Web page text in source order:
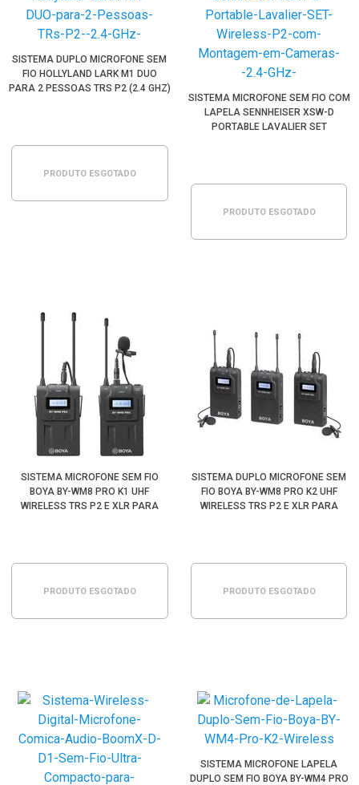
SISTEMA DUPLO MICROFONE SEM
FIO HOLLYLAND LARK M1 DUO
PARA 2 PESSOAS TRS P2 (2.4 GHZ)
PRODUTO ESGOTADO
SISTEMA MICROFONE SEM FIO COM
LAPELA SENNHEISER XSW-D
PORTABLE LAVALIER SET
PRODUTO ESGOTADO
SISTEMA MICROFONE SEM FIO
BOYA BY-WM8 PRO K1 UHF
WIRELESS TRS P2 E XLR PARA
PRODUTO ESGOTADO
SISTEMA DUPLO MICROFONE SEM
FIO BOYA BY-WM8 PRO K2 UHF
WIRELESS TRS P2 E XLR PARA
PRODUTO ESGOTADO
SISTEMA MICROFONE LAPELA
DUPLO SEM FIO BOYA BY-WM4 PRO